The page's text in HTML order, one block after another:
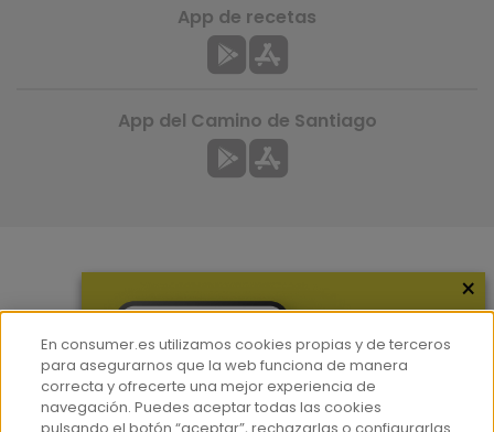
Hemeroteca
Contacto
App de recetas
App del Camino de Santiago
×
En consumer.es utilizamos cookies propias y de terceros
para asegurarnos que la web funciona de manera
correcta y ofrecerte una mejor experiencia de
navegación. Puedes aceptar todas las cookies